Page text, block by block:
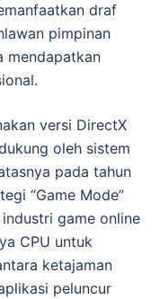
draf
pimpinan
mendapatkan
versi DirectX
oleh sistem
pada tahun
“Game Mode”
game online
CPU untuk
ketajaman
peluncur